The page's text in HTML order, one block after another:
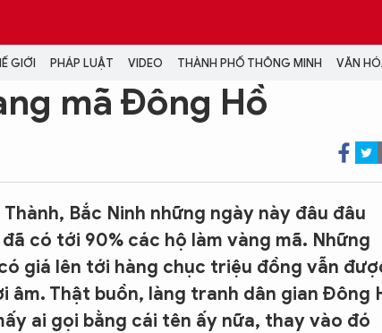
GIỚI PHÁP LUẬT VIDEO THÀNH PHỐ THÔNG MINH VĂN
- GIẢI TRÍ
Ở HÀ NỘI
MEDIA
ẢNH
LONGFORM
INFOGRAPHIC
LỊCH VẠN SỰ
mã Đông Hồ
Bắc Ninh những ngày này đâu đâu
có tới 90% các hộ làm vàng mã. Những
giá lên tới hàng chục triệu đồng vẫn
âm. Thật buồn, làng tranh dân gian Đông
ai gọi bằng cái tên ấy nữa, thay vào đó